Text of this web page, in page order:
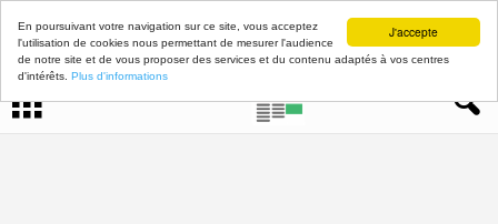
J'accepte
En poursuivant votre navigation sur ce site, vous acceptez
l'utilisation de cookies nous permettant de mesurer l'audience
de notre site et de vous proposer des services et du contenu adaptés à vos centres
d'intérêts. Plus d'informations